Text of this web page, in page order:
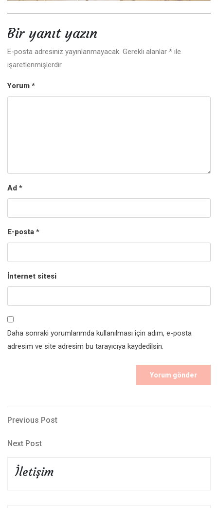
Bir yanıt yazın
E-posta adresiniz yayınlanmayacak. Gerekli alanlar * ile
işaretlenmişlerdir
Yorum *
Ad *
E-posta *
İnternet sitesi
Daha sonraki yorumlarımda kullanılması için adım, e-posta
adresim ve site adresim bu tarayıcıya kaydedilsin.
Yazı
gezinmesi
Previous
Previous Post
Next
Next Post
İletişim